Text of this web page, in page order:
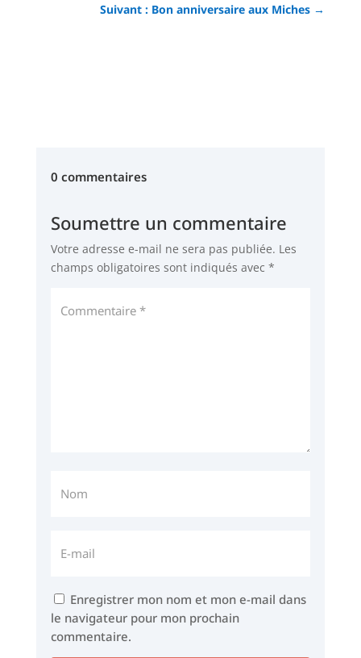
Suivant : Bon anniversaire aux Miches →
0 commentaires
Soumettre un commentaire
Votre adresse e-mail ne sera pas publiée. Les
champs obligatoires sont indiqués avec *
Enregistrer mon nom et mon e-mail dans
le navigateur pour mon prochain
commentaire.